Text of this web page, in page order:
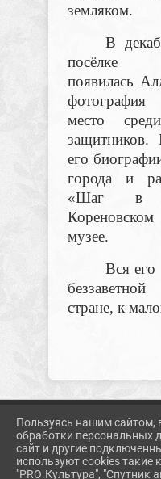
земляком.
В
посёлке
появилась
место
защитников.
его
города и
«Шаг в
музее.
Вся
стране, к
2026 Г.
ВХОД
КАРТА САЙТА
ПОЛИТИКА
Пользуясь нашим сайтом,
обработки персональных
сайт и другие
используют cookies такие
"PRO.Культура", "Спутник